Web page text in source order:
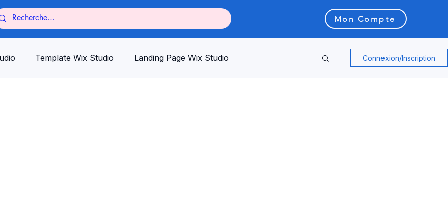
Mon Compte
Template Wix Studio Landing Page Wix Studio
(Sections )
Connexion/Inscription